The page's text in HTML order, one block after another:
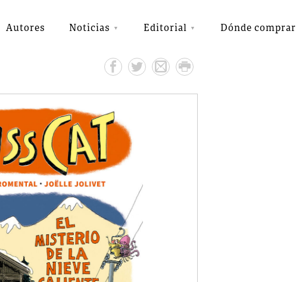
Autores Noticias Editorial Dónde comprar